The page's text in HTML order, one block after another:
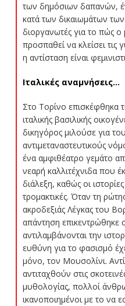
των δημόσιων δαπανών,
κατά των δικαιωμάτων
διοργανωτές για το πώς ο
προσπαθεί να κλείσει τις
η αντίσταση είναι
Ιταλικές αναμνήσεις…
Στο Τορίνο επισκέφθηκα
ιταλικής βασιλικής
δικηγόρος μιλούσε για
αντιμεταναστευτικούς
ένα αμφιθέατρο γεμάτο
νεαρή καλλιτέχνιδα που
διάλεξη, καθώς οι
τρομακτικές. Όταν τη
ακροδεξιάς Λέγκας του
απάντηση επικεντρώθηκε
αντιλαμβάνονται την
ευθύνη για το φασισμό
μόνο, τον Μουσολίνι.
αντιταχθούν στις
μυθολογίας, πολλοί
ικανοποιημένοι με το να